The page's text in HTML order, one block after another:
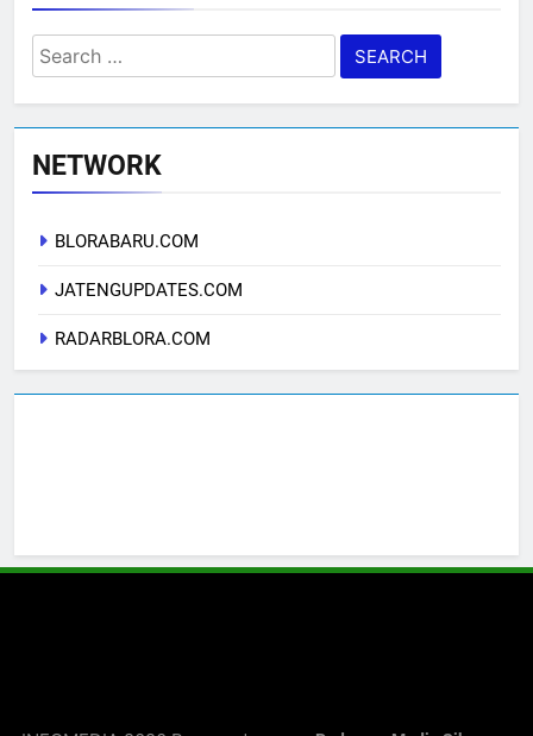
Search
for:
NETWORK
BLORABARU.COM
JATENGUPDATES.COM
RADARBLORA.COM